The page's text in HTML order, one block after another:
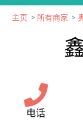
主页 > 所有商家 >
电话